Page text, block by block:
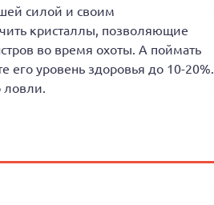
силой и своим
кристаллы, позволяющие
во время охоты. А поймать
его уровень здоровья до 10-20%.
ловли.